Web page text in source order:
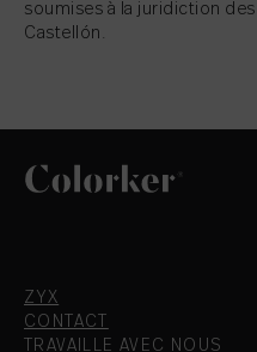
soumises à la juridiction
Castellón.
ZYX
CONTACT
TRAVAILLE AVEC NOUS